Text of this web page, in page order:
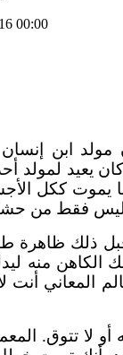
00:00
مولد ابن
يعيد لمولد
يموت ككل
فقط من
ذلك ظاهرة
الكاهن منه
المعاني أنت
لا تتوق.